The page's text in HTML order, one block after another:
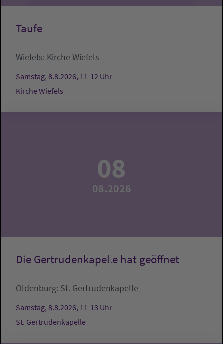
Taufe
Wiefels: Kirche Wiefels
Samstag, 8.8.2026, 11-12 Uhr
Kirche Wiefels
08
08.2026
Die Gertrudenkapelle hat geöffnet
Oldenburg: St. Gertrudenkapelle
Samstag, 8.8.2026, 11-13 Uhr
St. Gertrudenkapelle